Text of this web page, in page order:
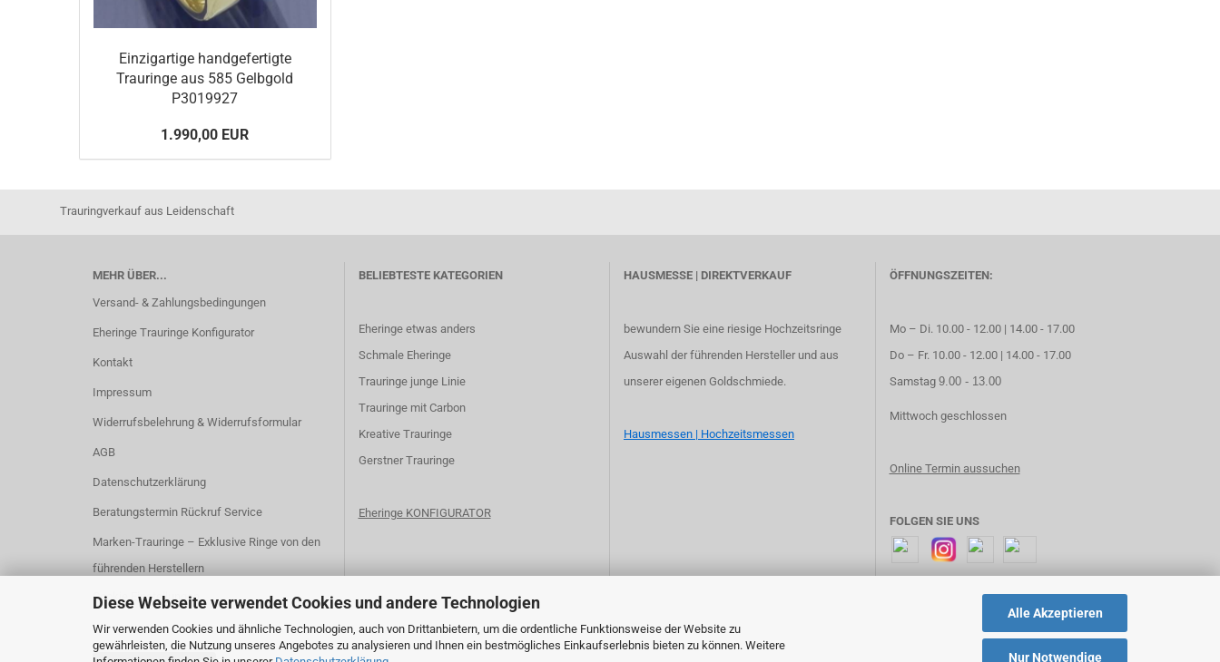
Diese Webseite verwendet Cookies und andere Technologien
Wir verwenden Cookies und ähnliche Technologien, auch von Drittanbietern, um die ordentliche Funktionsweise der Website zu
gewährleisten, die Nutzung unseres Angebotes zu analysieren und Ihnen ein bestmögliches Einkaufserlebnis bieten zu können. Weitere
Alle Akzeptieren
Nur Notwendige
Einzigartige handgefertigte
Trauringe aus 585 Gelbgold
P3019927
1.990,00 EUR
Trauringverkauf aus Leidenschaft
MEHR ÜBER...
Versand- & Zahlungsbedingungen
Eheringe Trauringe Konfigurator
Kontakt
Impressum
Widerrufsbelehrung & Widerrufsformular
AGB
Datenschutzerklärung
Beratungstermin Rückruf Service
Marken-Trauringe – Exklusive Ringe von den
führenden Herstellern
Cookie Einstellungen
BELIEBTESTE KATEGORIEN
Eheringe etwas anders
Schmale Eheringe
Trauringe junge Linie
Trauringe mit Carbon
Kreative Trauringe
Gerstner Trauringe
Eheringe KONFIGURATOR
HAUSMESSE | DIREKTVERKAUF
bewundern Sie eine riesige Hochzeitsringe
Auswahl der führenden Hersteller und aus
unserer eigenen Goldschmiede.
Hausmessen | Hochzeitsmessen
ÖFFNUNGSZEITEN:
Mo – Di. 10.00 - 12.00 | 14.00 - 17.00
Do – Fr. 10.00 - 12.00 | 14.00 - 17.00
Samstag 9.00 - 13.00
Mittwoch geschlossen
Online Termin aussuchen
FOLGEN SIE UNS